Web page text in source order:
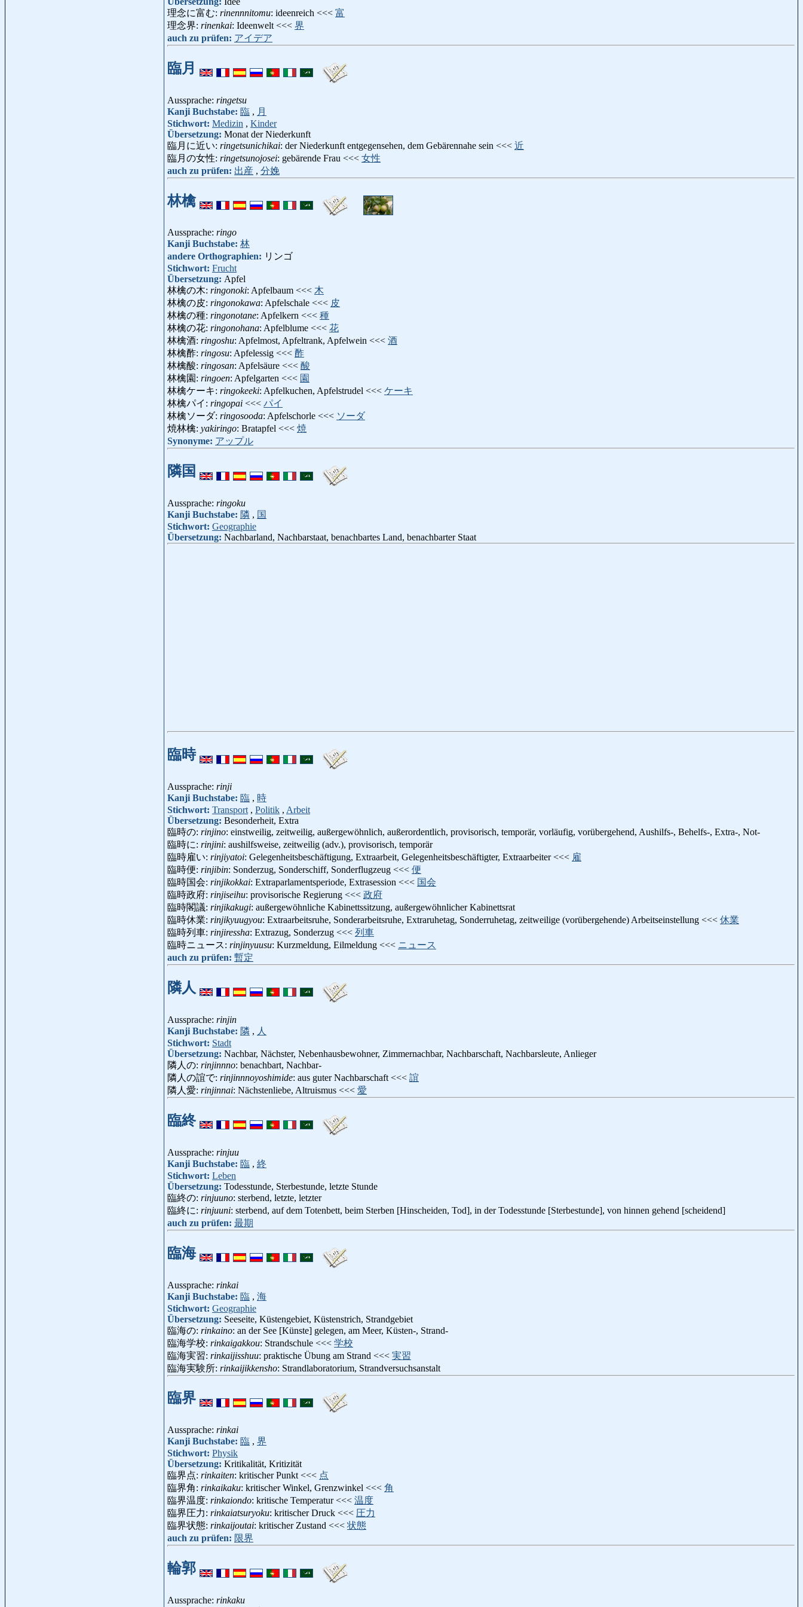
理念に富む: rinennnitomu: ideenreich <<< 富
理念界: rinenkai: Ideenwelt <<< 界
auch zu prüfen: アイデア
臨月
Aussprache: ringetsu
Kanji Buchstabe: 臨 , 月
Stichwort: Medizin , Kinder
Übersetzung: Monat der Niederkunft
臨月に近い: ringetsunichikai: der Niederkunft entgegensehen, dem Gebärennahe sein <<< 近
臨月の女性: ringetsunojosei: gebärende Frau <<< 女性
auch zu prüfen: 出産 , 分娩
林檎
Aussprache: ringo
Kanji Buchstabe: 林
andere Orthographien: リンゴ
Stichwort: Frucht
Übersetzung: Apfel
林檎の木: ringonoki: Apfelbaum <<< 木
林檎の皮: ringonokawa: Apfelschale <<< 皮
林檎の種: ringonotane: Apfelkern <<< 種
林檎の花: ringonohana: Apfelblume <<< 花
林檎酒: ringoshu: Apfelmost, Apfeltrank, Apfelwein <<< 酒
林檎酢: ringosu: Apfelessig <<< 酢
林檎酸: ringosan: Apfelsäure <<< 酸
林檎園: ringoen: Apfelgarten <<< 園
林檎ケーキ: ringokeeki: Apfelkuchen, Apfelstrudel <<< ケーキ
林檎パイ: ringopai <<< パイ
林檎ソーダ: ringosooda: Apfelschorle <<< ソーダ
焼林檎: yakiringo: Bratapfel <<< 焼
Synonyme: アップル
隣国
Aussprache: ringoku
Kanji Buchstabe: 隣 , 国
Stichwort: Geographie
Übersetzung: Nachbarland, Nachbarstaat, benachbartes Land, benachbarter Staat
臨時
Aussprache: rinji
Kanji Buchstabe: 臨 , 時
Stichwort: Transport , Politik , Arbeit
Übersetzung: Besonderheit, Extra
臨時の: rinjino: einstweilig, zeitweilig, außergewöhnlich, außerordentlich, provisorisch, temporär, vorläufig, vorübergehend, Aushilfs-, Behelfs-, Extra-, Not-
臨時に: rinjini: aushilfsweise, zeitweilig (adv.), provisorisch, temporär
臨時雇い: rinjiyatoi: Gelegenheitsbeschäftigung, Extraarbeit, Gelegenheitsbeschäftigter, Extraarbeiter <<< 雇
臨時便: rinjibin: Sonderzug, Sonderschiff, Sonderflugzeug <<< 便
臨時国会: rinjikokkai: Extraparlamentsperiode, Extrasession <<< 国会
臨時政府: rinjiseihu: provisorische Regierung <<< 政府
臨時閣議: rinjikakugi: außergewöhnliche Kabinettssitzung, außergewöhnlicher Kabinettsrat
臨時休業: rinjikyuugyou: Extraarbeitsruhe, Sonderarbeitsruhe, Extraruhetag, Sonderruhetag, zeitweilige (vorübergehende) Arbeitseinstellung <<< 休業
臨時列車: rinjiressha: Extrazug, Sonderzug <<< 列車
臨時ニュース: rinjinyuusu: Kurzmeldung, Eilmeldung <<< ニュース
auch zu prüfen: 暫定
隣人
Aussprache: rinjin
Kanji Buchstabe: 隣 , 人
Stichwort: Stadt
Übersetzung: Nachbar, Nächster, Nebenhausbewohner, Zimmernachbar, Nachbarschaft, Nachbarsleute, Anlieger
隣人の: rinjinnno: benachbart, Nachbar-
隣人の誼で: rinjinnnoyoshimide: aus guter Nachbarschaft <<< 誼
隣人愛: rinjinnai: Nächstenliebe, Altruismus <<< 愛
臨終
Aussprache: rinjuu
Kanji Buchstabe: 臨 , 終
Stichwort: Leben
Übersetzung: Todesstunde, Sterbestunde, letzte Stunde
臨終の: rinjuuno: sterbend, letzte, letzter
臨終に: rinjuuni: sterbend, auf dem Totenbett, beim Sterben [Hinscheiden, Tod], in der Todesstunde [Sterbestunde], von hinnen gehend [scheidend]
auch zu prüfen: 最期
臨海
Aussprache: rinkai
Kanji Buchstabe: 臨 , 海
Stichwort: Geographie
Übersetzung: Seeseite, Küstengebiet, Küstenstrich, Strandgebiet
臨海の: rinkaino: an der See [Künste] gelegen, am Meer, Küsten-, Strand-
臨海学校: rinkaigakkou: Strandschule <<< 学校
臨海実習: rinkaijisshuu: praktische Übung am Strand <<< 実習
臨海実験所: rinkaijikkensho: Strandlaboratorium, Strandversuchsanstalt
臨界
Aussprache: rinkai
Kanji Buchstabe: 臨 , 界
Stichwort: Physik
Übersetzung: Kritikalität, Kritizität
臨界点: rinkaiten: kritischer Punkt <<< 点
臨界角: rinkaikaku: kritischer Winkel, Grenzwinkel <<< 角
臨界温度: rinkaiondo: kritische Temperatur <<< 温度
臨界圧力: rinkaiatsuryoku: kritischer Druck <<< 圧力
臨界状態: rinkaijoutai: kritischer Zustand <<< 状態
auch zu prüfen: 限界
輪郭
Aussprache: rinkaku